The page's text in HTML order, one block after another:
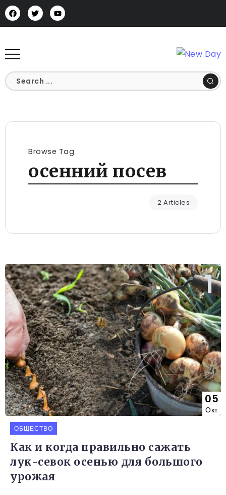
Browse Tag
осенний посев
2 Articles
05
Окт
ОБЩЕСТВО
Как и когда правильно сажать
лук-севок осенью для большого
урожая